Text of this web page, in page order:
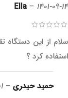
Ella – 1401-09-14
سلام از این
استفاده کرد ؟
حمید حیدری –